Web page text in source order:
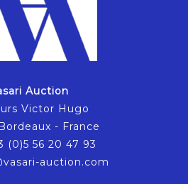
Auction
Victor Hugo
- France
(0)5 56 20 47 93
auction.com